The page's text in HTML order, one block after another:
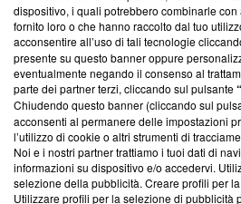
ancora membro del programma, ma
parte; Trust Project non ha ancora
conformità agli standard.
Su di noi
Team editoriale
Corporate
Redazione
dispositivo, i quali potrebbero combinarle
fornito loro o che hanno raccolto dal tuo
acconsentire all’uso di tali tecnologie
presente su questo banner oppure
eventualmente negando il consenso al
parte dei partner terzi, cliccando sul pulsante
Chiudendo questo banner (cliccando sul
acconsenti al permanere delle impostazioni
l’utilizzo di cookie o altri strumenti di
Noi e i nostri partner trattiamo i tuoi dati di
informazioni su dispositivo e/o accedervi.
selezione della pubblicità. Creare profili per
Utilizzare profili per la selezione di pubblicità